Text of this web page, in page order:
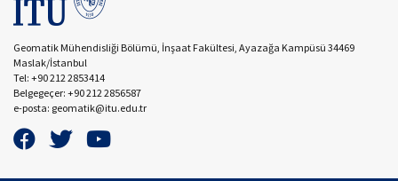
Geomatik Mühendisliği Bölümü, İnşaat Fakültesi, Ayazağa Kampüsü 34469
Maslak/İstanbul
Tel: +90 212 2853414
Belgegeçer: +90 212 2856587
e-posta: geomatik@itu.edu.tr